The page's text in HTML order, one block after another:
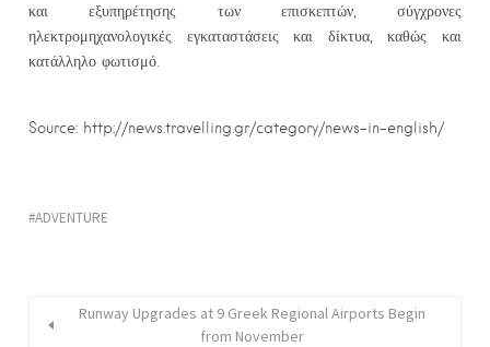
και εξυπηρέτησης των επισκεπτών, σύγχρονες
ηλεκτρομηχανολογικές εγκαταστάσεις και δίκτυα, καθώς και
κατάλληλο φωτισμό.
Source: http://news.travelling.gr/category/news-in-english/
ADVENTURE
Runway Upgrades at 9 Greek Regional Airports Begin
from November